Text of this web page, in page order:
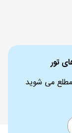
تور
مطلع می شوید